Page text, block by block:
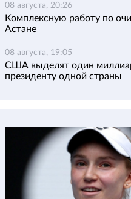
08 августа, 20:26
Комплексную работу по
Астане
08 августа, 19:05
США выделят один
президенту одной страны